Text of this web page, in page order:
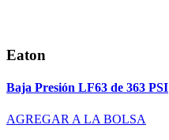
Eaton
Baja Presión LF63 de 363 PSI
AGREGAR A LA BOLSA